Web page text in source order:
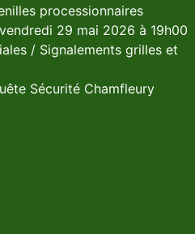
processionnaires
29 mai 2026 à 19h00
/ Signalements grilles et
Sécurité Chamfleury